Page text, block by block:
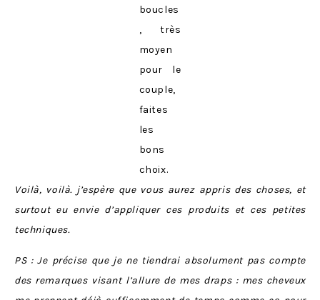
boucles
, très
moyen
pour le
couple,
faites
les
bons
choix.
Voilà, voilà. j’espère que vous aurez appris des choses, et
surtout eu envie d’appliquer ces produits et ces petites
techniques.
PS : Je précise que je ne tiendrai absolument pas compte
des remarques visant l’allure de mes draps : mes cheveux